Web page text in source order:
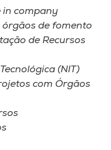
in company
órgãos de fomento
de Recursos
(NIT)
com Órgãos